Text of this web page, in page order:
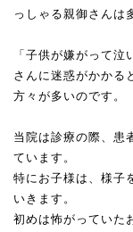
っしゃる親御さんは
「子供が嫌がって
さんに迷惑がかかる
方々が多いのです。
当院は診療の際、患
ています。
特にお子様は、様子
いきます。
初めは怖がっていた